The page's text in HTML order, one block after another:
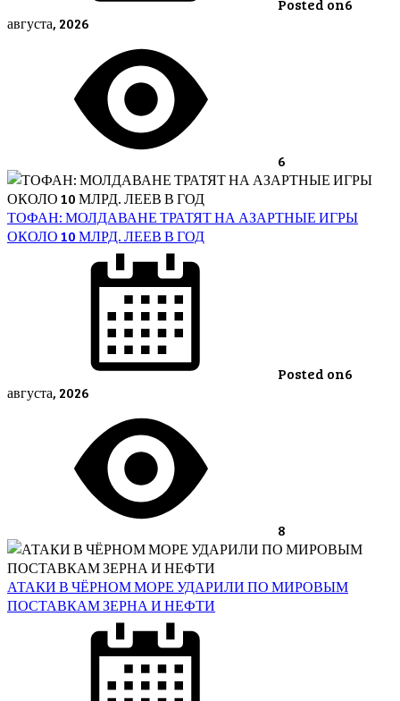
августа, 2026
6
ТОФАН: МОЛДАВАНЕ ТРАТЯТ НА АЗАРТНЫЕ ИГРЫ
ОКОЛО 10 МЛРД. ЛЕЕВ В ГОД
Posted on6
августа, 2026
8
АТАКИ В ЧЁРНОМ МОРЕ УДАРИЛИ ПО МИРОВЫМ
ПОСТАВКАМ ЗЕРНА И НЕФТИ